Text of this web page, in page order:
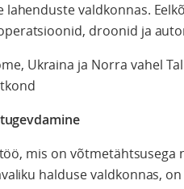
valdkonnas.
droonid ja
Ukraina ja Norra vahel
mis on võtmetähtsusega
halduse valdkonnas,